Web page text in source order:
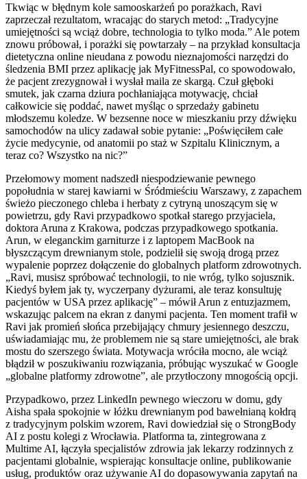
Tkwiąc w błędnym kole samooskarżeń po porażkach, Ravi
zaprzeczał rezultatom, wracając do starych metod: „Tradycyjne
umiejętności są wciąż dobre, technologia to tylko moda.” Ale potem
znowu próbował, i porażki się powtarzały – na przykład konsultacja
dietetyczna online nieudana z powodu nieznajomości narzędzi do
śledzenia BMI przez aplikację jak MyFitnessPal, co spowodowało,
że pacjent zrezygnował i wysłał maila ze skargą. Czuł głęboki
smutek, jak czarna dziura pochłaniająca motywację, chciał
całkowicie się poddać, nawet myśląc o sprzedaży gabinetu
młodszemu koledze. W bezsenne noce w mieszkaniu przy dźwięku
samochodów na ulicy zadawał sobie pytanie: „Poświęciłem całe
życie medycynie, od anatomii po staż w Szpitalu Klinicznym, a
teraz co? Wszystko na nic?”
Przełomowy moment nadszedł niespodziewanie pewnego
popołudnia w starej kawiarni w Śródmieściu Warszawy, z zapachem
świeżo pieczonego chleba i herbaty z cytryną unoszącym się w
powietrzu, gdy Ravi przypadkowo spotkał starego przyjaciela,
doktora Aruna z Krakowa, podczas przypadkowego spotkania.
Arun, w eleganckim garniturze i z laptopem MacBook na
błyszczącym drewnianym stole, podzielił się swoją drogą przez
wypalenie poprzez dołączenie do globalnych platform zdrowotnych.
„Ravi, musisz spróbować technologii, to nie wróg, tylko sojusznik.
Kiedyś byłem jak ty, wyczerpany dyżurami, ale teraz konsultuję
pacjentów w USA przez aplikację” – mówił Arun z entuzjazmem,
wskazując palcem na ekran z danymi pacjenta. Ten moment trafił w
Ravi jak promień słońca przebijający chmury jesiennego deszczu,
uświadamiając mu, że problemem nie są stare umiejętności, ale brak
mostu do szerszego świata. Motywacja wróciła mocno, ale wciąż
błądził w poszukiwaniu rozwiązania, próbując wyszukać w Google
„globalne platformy zdrowotne”, ale przytłoczony mnogością opcji.
Przypadkowo, przez LinkedIn pewnego wieczoru w domu, gdy
Aisha spała spokojnie w łóżku drewnianym pod bawełnianą kołdrą
z tradycyjnym polskim wzorem, Ravi dowiedział się o StrongBody
AI z postu kolegi z Wrocławia. Platforma ta, zintegrowana z
Multime AI, łączyła specjalistów zdrowia jak lekarzy rodzinnych z
pacjentami globalnie, wspierając konsultacje online, publikowanie
usług, produktów oraz używanie AI do dopasowywania zapytań na